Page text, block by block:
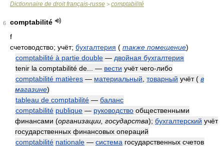
Dictionnaire de droit français-russe > comptabilité
6
comptabilité
f
счетоводство; учёт; бухгалтерия ( также помещение)
comptabilité à partie double — двойная бухгалтерия
tenir la comptabilité de... — вести учёт чего-либо
comptabilité matières — материальный товарный учёт( в
магазине)
tableau de comptabilité — баланс
comptabilité publique — руководство общественными
финансами (организации, государства); бухгалтерский учёт
государственных финансовых операций
comptabilité nationale — система государственных счетов